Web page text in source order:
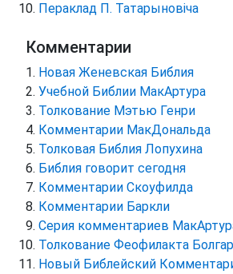
Пераклад П. Татарыновіча
Комментарии
Новая Женевская Библия
Учебной Библии МакАртура
Толкование Мэтью Генри
Комментарии МакДональда
Толковая Библия Лопухина
Библия говорит сегодня
Комментарии Скоуфилда
Комментарии Баркли
Серия комментариев
Толкование Феофилакта
Новый Библейский